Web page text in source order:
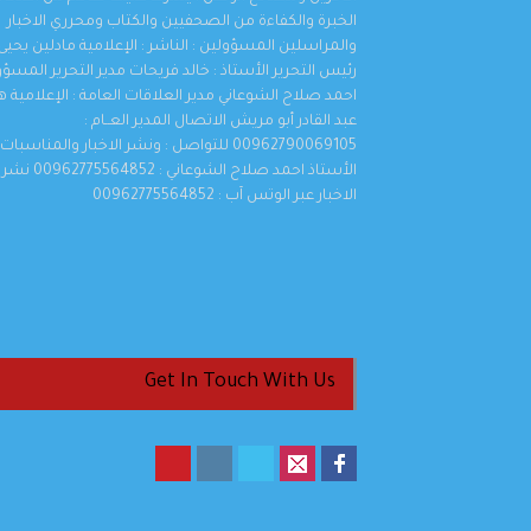
الخبرة والكفاءة من الصحفيين والكتاب ومحرري الاخبار
والمراسلين المسؤولين : الناشر : الإعلامية مادلين
رئيس التحرير الأستاذ : خالد فريحات مدير التحرير
احمد صلاح الشوعاني مدير العلاقات العامة : الإعلامية
عبد القادر أبو مريش الاتصال المدير العــام :
00962790069105 للتواصل : ونشر الاخبار والمناسبات
الأستاذ احمد صلاح الشوعاني : 00962775564852 نشر
الاخبار عبر الوتس آب : 00962775564852
Get In Touch With Us